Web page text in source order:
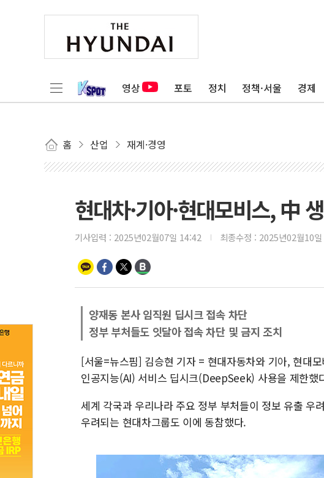
영상 포토 정치 정책·서울 경제
홈 산업 재계·경영
현대차·기아·현대모비스, 中
기사입력 : 2025년02월07일 14:42 최종수정 : 2025년02월10
양재동 본사 임직원 딥시크 접속 차단
정부 부처들도 잇달아 접속 차단 및 금지 조치
[서울=뉴스핌] 김승현 기자 = 현대자동차와 기아, 현대
인공지능(AI) 서비스 딥시크(DeepSeek) 사용을 제한했
세계 각국과 우리나라 주요 정부 부처들이 정보 유출 우
우려되는 현대차그룹도 이에 동참했다.